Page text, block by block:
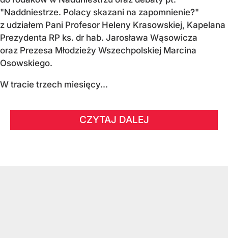
"Naddniestrze. Polacy skazani na zapomnienie?"
z udziałem Pani Profesor Heleny Krasowskiej, Kapelana
Prezydenta RP ks. dr hab. Jarosława Wąsowicza
oraz Prezesa Młodzieży Wszechpolskiej Marcina
Osowskiego.
W tracie trzech miesięcy...
CZYTAJ DALEJ